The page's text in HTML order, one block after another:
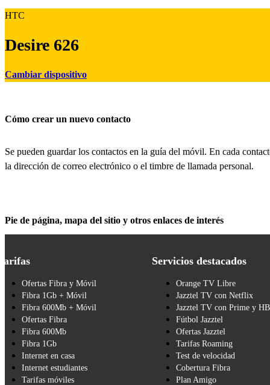
HTC
Desire 626
Cambiar dispositivo
Cómo crear un nuevo contacto
Se pueden guardar los contactos en la guía del móvil. En cada
la dirección de correo electrónico o el timbre de llamada personal.
Pie de página, mapa del sitio y otros enlaces de interés
Ofertas Fibra y Móvil
Fibra 1Gb + Móvil
Fibra 600Mb + Móvil
Ofertas Fibra
Fibra 600Mb
Fibra 1Gb
Internet en casa
Internet estudiantes
Tarifas móviles
Servicios destacados
Orange TV Libre
Jazztel TV con Netflix
Jazztel TV con Prime y
Fútbol Jazztel
Ofertas Jazztel
Tarifas Roaming
Test de velocidad
Cobertura Fibra
Plan Amigo